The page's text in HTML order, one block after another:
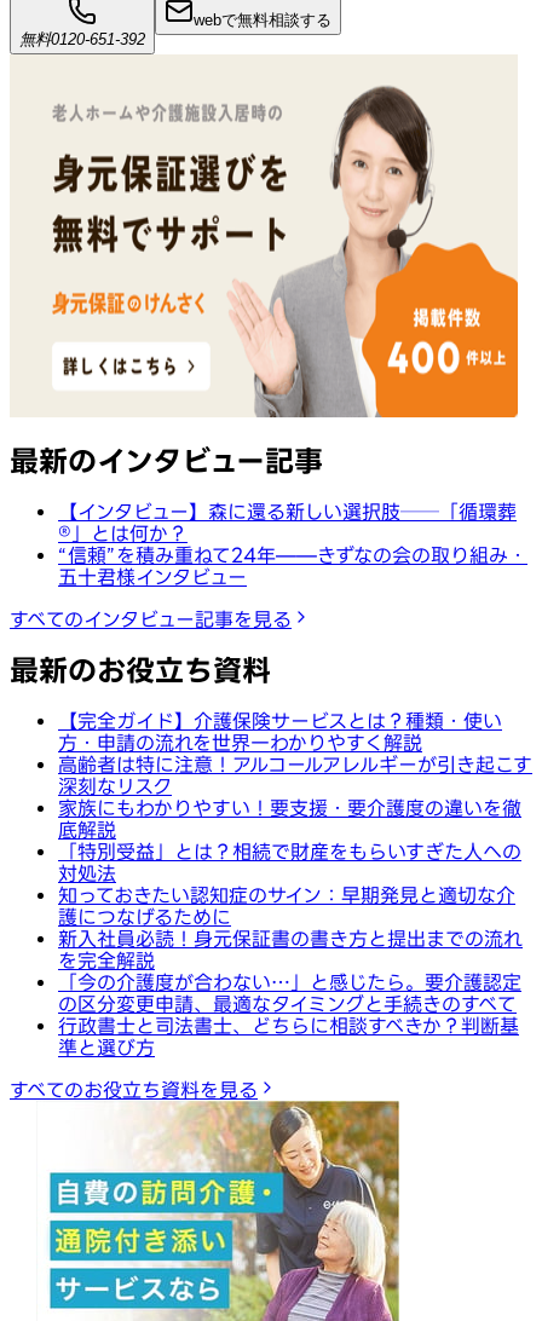
無料0120-651-392
webで無料相談する
最新のインタビュー記事
【インタビュー】森に還る新しい選択肢──「循環葬
®︎」とは何か？
“信頼”を積み重ねて24年——きずなの会の取り組み・
五十君様インタビュー
すべてのインタビュー記事を見る
最新のお役立ち資料
【完全ガイド】介護保険サービスとは？種類・使い
方・申請の流れを世界一わかりやすく解説
高齢者は特に注意！アルコールアレルギーが引き起こす
深刻なリスク
家族にもわかりやすい！要支援・要介護度の違いを徹
底解説
「特別受益」とは？相続で財産をもらいすぎた人への
対処法
知っておきたい認知症のサイン：早期発見と適切な介
護につなげるために
新入社員必読！身元保証書の書き方と提出までの流れ
を完全解説
「今の介護度が合わない…」と感じたら。要介護認定
の区分変更申請、最適なタイミングと手続きのすべて
行政書士と司法書士、どちらに相談すべきか？判断基
準と選び方
すべてのお役立ち資料を見る